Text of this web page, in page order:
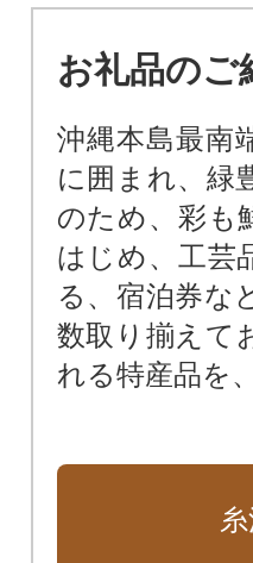
お礼品のご
沖縄本島最南
に囲まれ、緑
のため、彩も
はじめ、工芸
る、宿泊券な
数取り揃えて
れる特産品を